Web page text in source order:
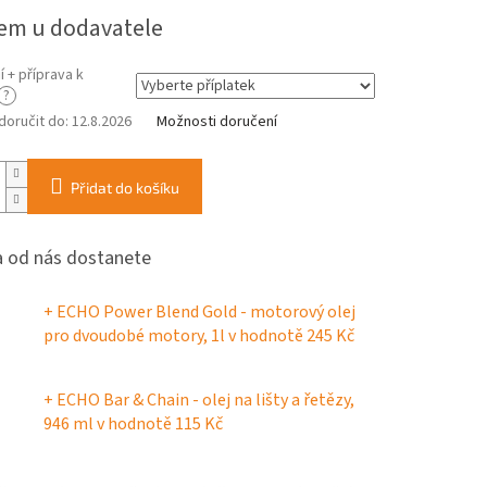
u dodavatele
+ příprava k
?
do: 12.8.2026 Možnosti doručení
Přidat do košíku
od nás dostanete
+ ECHO Power Blend Gold - motorový olej
pro dvoudobé motory, 1lv hodnotě 245 Kč
+ ECHO Bar & Chain - olej na lišty a řetězy,
946 mlv hodnotě 115 Kč